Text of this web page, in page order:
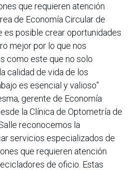
que requieren atención
de Economía Circular de
es posible crear oportunidades
mejor por lo que nos
como este que no solo
calidad de vida de los
es esencial y valioso”
gerente de Economía
la Clínica de Optometría de
reconocemos la
servicios especializados de
que requieren atención
de oficio. Estas